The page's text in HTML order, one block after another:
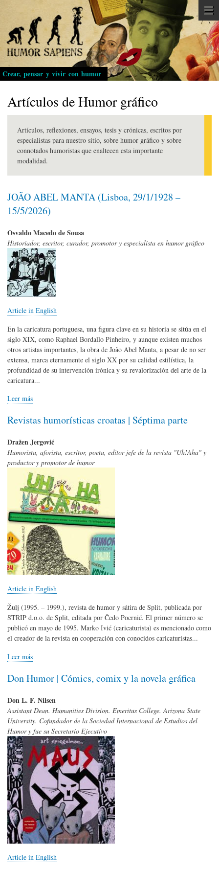
Pasar
al
contenido
principal
Crear, pensar y vivir con humor
Artículos de Humor gráfico
Artículos, reflexiones, ensayos, tesis y crónicas, escritos por
especialistas para nuestro sitio, sobre humor gráfico y sobre
connotados humoristas que enaltecen esta importante
modalidad.
JOÃO ABEL MANTA (Lisboa, 29/1/1928 –
15/5/2026)
Osvaldo Macedo de Sousa
Historiador, escritor, curador, promotor y especialista en humor gráfico
Article in English
En la caricatura portuguesa, una figura clave en su historia se sitúa en el
siglo XIX, como Raphael Bordallo Pinheiro, y aunque existen muchos
otros artistas importantes, la obra de João Abel Manta, a pesar de no ser
extensa, marca eternamente el siglo XX por su calidad estilística, la
profundidad de su intervención irónica y su revalorización del arte de la
caricatura...
Leer más
Revistas humorísticas croatas | Séptima parte
Dražen Jergović
Humorista, aforista, escritor, poeta, editor jefe de la revista "Uh!Aha" y
productor y promotor de humor
Article in English
Žulj (1995. – 1999.), revista de humor y sátira de Split, publicada por
STRIP d.o.o. de Split, editada por Čedo Pocrnić. El primer número se
publicó en mayo de 1995. Marko Ivić (caricaturista) es mencionado como
el creador de la revista en cooperación con conocidos caricaturistas...
Leer más
Don Humor | Cómics, comix y la novela gráfica
Don L. F. Nilsen
Assistant Dean. Humanities Division. Emeritus College. Arizona State
University. Cofundador de la Sociedad Internacional de Estudios del
Humor y fue su Secretario Ejecutivo
Article in English